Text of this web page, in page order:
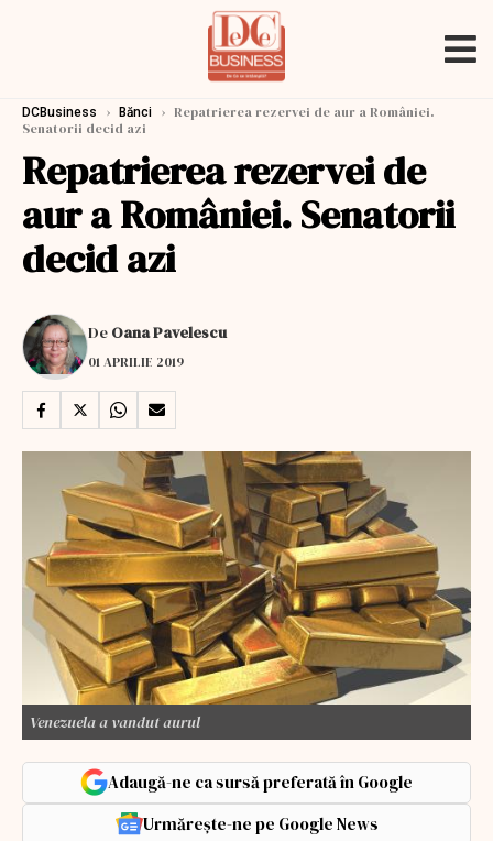
DCBusiness › Bănci › Repatrierea rezervei de aur a României.
Senatorii decid azi
Repatrierea rezervei de
aur a României. Senatorii
decid azi
De Oana Pavelescu
01 APRILIE 2019
Venezuela a vandut aurul
Adaugă-ne ca sursă preferată în Google
Urmărește-ne pe Google News